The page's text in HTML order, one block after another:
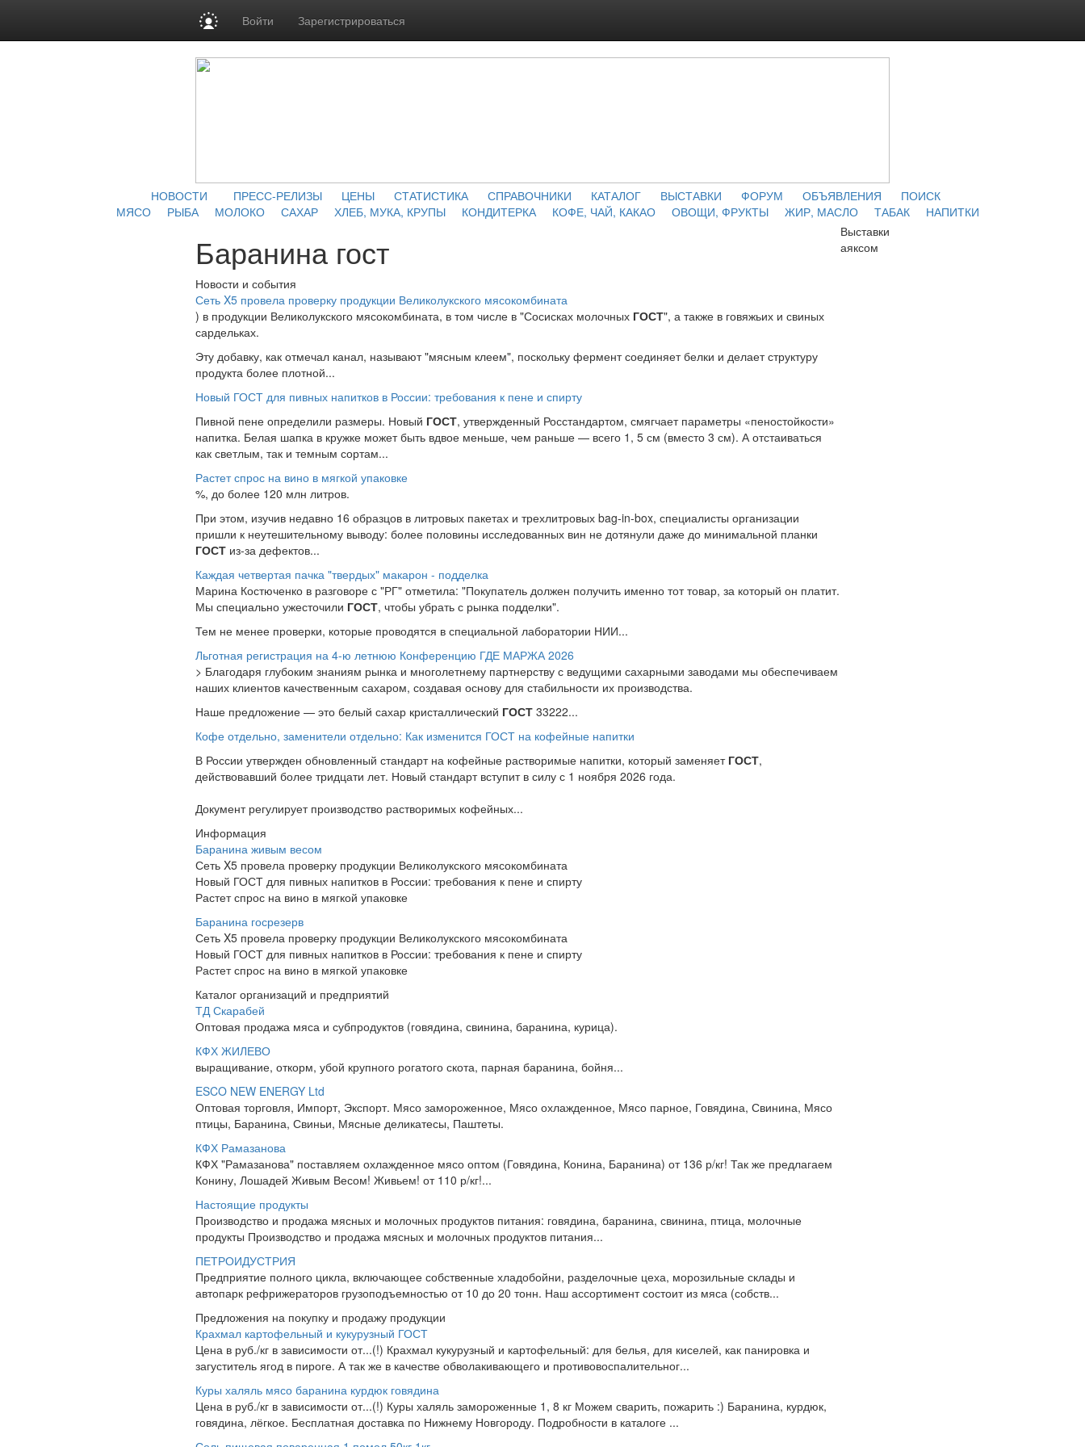
Войти Зарегистрироваться
НОВОСТИ ПРЕСС-РЕЛИЗЫ ЦЕНЫ СТАТИСТИКА СПРАВОЧНИКИ КАТАЛОГ ВЫСТАВКИ ФОРУМ ОБЪЯВЛЕНИЯ
ПОИСК
МЯСО
РЫБА МОЛОКО САХАР ХЛЕБ, МУКА, КРУПЫ КОНДИТЕРКА КОФЕ, ЧАЙ, КАКАО ОВОЩИ, ФРУКТЫ ЖИР, МАСЛО ТАБАК НАПИТКИ
Баранина гост
Новости и события
Сеть X5 провела проверку продукции Великолукского мясокомбината
) в продукции Великолукского мясокомбината, в том числе в "Сосисках молочных ГОСТ", а также в говяжьих и свиных
сардельках.
Эту добавку, как отмечал канал, называют "мясным клеем", поскольку фермент соединяет белки и делает структуру
продукта более плотной...
Новый ГОСТ для пивных напитков в России: требования к пене и спирту
Пивной пене определили размеры. Новый ГОСТ, утвержденный Росстандартом, смягчает параметры «пеностойкости»
напитка. Белая шапка в кружке может быть вдвое меньше, чем раньше — всего 1, 5 см (вместо 3 см). А отстаиваться
как светлым, так и темным сортам...
Растет спрос на вино в мягкой упаковке
%, до более 120 млн литров.
При этом, изучив недавно 16 образцов в литровых пакетах и трехлитровых bag-in-box, специалисты организации
пришли к неутешительному выводу: более половины исследованных вин не дотянули даже до минимальной планки
ГОСТ из-за дефектов...
Каждая четвертая пачка "твердых" макарон - подделка
Марина Костюченко в разговоре с "РГ" отметила: "Покупатель должен получить именно тот товар, за который он платит.
Мы специально ужесточили ГОСТ, чтобы убрать с рынка подделки".
Тем не менее проверки, которые проводятся в специальной лаборатории НИИ...
Льготная регистрация на 4-ю летнюю Конференцию ГДЕ МАРЖА 2026
> Благодаря глубоким знаниям рынка и многолетнему партнерству с ведущими сахарными заводами мы обеспечиваем
наших клиентов качественным сахаром, создавая основу для стабильности их производства.
Наше предложение — это белый сахар кристаллический ГОСТ 33222...
Кофе отдельно, заменители отдельно: Как изменится ГОСТ на кофейные напитки
В России утвержден обновленный стандарт на кофейные растворимые напитки, который заменяет ГОСТ,
действовавший более тридцати лет. Новый стандарт вступит в силу с 1 ноября 2026 года.
Документ регулирует производство растворимых кофейных...
Информация
Баранина живым весом
Сеть X5 провела проверку продукции Великолукского мясокомбината
Новый ГОСТ для пивных напитков в России: требования к пене и спирту
Растет спрос на вино в мягкой упаковке
Баранина госрезерв
Сеть X5 провела проверку продукции Великолукского мясокомбината
Новый ГОСТ для пивных напитков в России: требования к пене и спирту
Растет спрос на вино в мягкой упаковке
Каталог организаций и предприятий
ТД Скарабей
Оптовая продажа мяса и субпродуктов (говядина, свинина, баранина, курица).
КФХ ЖИЛЕВО
выращивание, откорм, убой крупного рогатого скота, парная баранина, бойня...
ESCO NEW ENERGY Ltd
Оптовая торговля, Импорт, Экспорт. Мясо замороженное, Мясо охлажденное, Мясо парное, Говядина, Свинина, Мясо
птицы, Баранина, Свиньи, Мясные деликатесы, Паштеты.
КФХ Рамазанова
КФХ "Рамазанова" поставляем охлажденное мясо оптом (Говядина, Конина, Баранина) от 136 р/кг! Так же предлагаем
Конину, Лошадей Живым Весом! Живьем! от 110 р/кг!...
Настоящие продукты
Производство и продажа мясных и молочных продуктов питания: говядина, баранина, свинина, птица, молочные
продукты Производство и продажа мясных и молочных продуктов питания...
ПЕТРОИДУСТРИЯ
Предприятие полного цикла, включающее собственные хладобойни, разделочные цеха, морозильные склады и
автопарк рефрижераторов грузоподъемностью от 10 до 20 тонн. Наш ассортимент состоит из мяса (собств...
Предложения на покупку и продажу продукции
Крахмал картофельный и кукурузный ГОСТ
Цена в руб./кг в зависимости от...(!) Крахмал кукурузный и картофельный: для белья, для киселей, как панировка и
загуститель ягод в пироге. А так же в качестве обволакивающего и противовоспалительног...
Куры халяль мясо баранина курдюк говядина
Цена в руб./кг в зависимости от...(!) Куры халяль замороженные 1, 8 кг Можем сварить, пожарить :) Баранина, курдюк,
говядина, лёгкое. Бесплатная доставка по Нижнему Новгороду. Подробности в каталоге ...
Выставки
аяксом